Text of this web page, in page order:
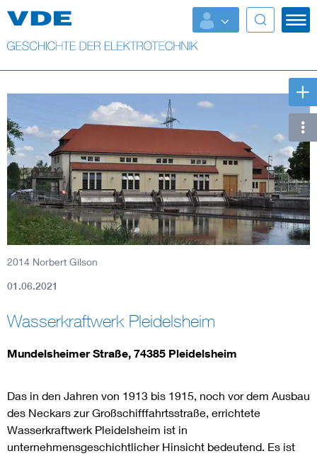
Top Themen
Weitere Themen
2014 Norbert Gilson
01.06.2021
Wasserkraftwerk Pleidelsheim
Mundelsheimer Straße, 74385 Pleidelsheim
Das in den Jahren von 1913 bis 1915, noch vor dem Ausbau
des Neckars zur Großschifffahrtsstraße, errichtete
Wasserkraftwerk Pleidelsheim ist in
unternehmensgeschichtlicher Hinsicht bedeutend. Es ist